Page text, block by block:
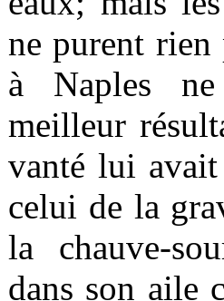
ne purent
à Naples
meilleur
vanté lui
celui de la
la chauve-
dans son aile